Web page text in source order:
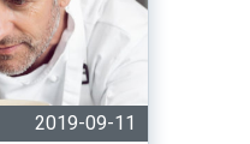
2019-09-11